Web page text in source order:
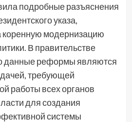
подробные разъяснения
указа,
коренную модернизацию
В правительстве
данные реформы являются
требующей
работы всех органов
для создания
системы